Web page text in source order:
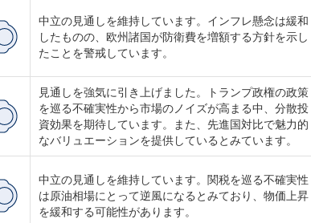
中立の見通しを維持しています。インフレ懸念は緩和
したものの、欧州諸国が防衛費を増額する方針を示し
たことを警戒しています。
見通しを強気に引き上げました。トランプ政権の政策
を巡る不確実性から市場のノイズが高まる中、分散投
資効果を期待しています。また、先進国対比で魅力的
なバリュエーションを提供しているとみています。
中立の見通しを維持しています。関税を巡る不確実性
は原油相場にとって逆風になるとみており、物価上昇
を緩和する可能性があります。